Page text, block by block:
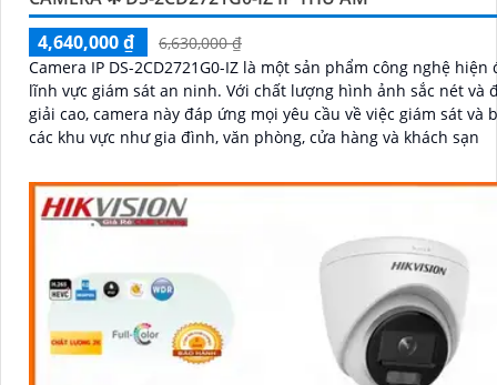
4,640,000 ₫
6,630,000 ₫
Camera IP DS-2CD2721G0-IZ là một sản phẩm công nghệ hiện
lĩnh vực giám sát an ninh. Với chất lượng hình ảnh sắc nét và độ phân
giải cao, camera này đáp ứng mọi yêu cầu về việc giám sát và
các khu vực như gia đình, văn phòng, cửa hàng và khách sạn